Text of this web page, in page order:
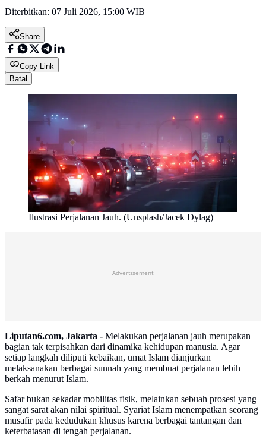
Diterbitkan: 07 Juli 2026, 15:00 WIB
Share
Copy Link
Batal
Ilustrasi Perjalanan Jauh. (Unsplash/Jacek Dylag)
Advertisement
Liputan6.com, Jakarta - Melakukan perjalanan jauh merupakan
bagian tak terpisahkan dari dinamika kehidupan manusia. Agar
setiap langkah diliputi kebaikan, umat Islam dianjurkan
melaksanakan berbagai sunnah yang membuat perjalanan lebih
berkah menurut Islam.
Safar bukan sekadar mobilitas fisik, melainkan sebuah prosesi yang
sangat sarat akan nilai spiritual. Syariat Islam menempatkan seorang
musafir pada kedudukan khusus karena berbagai tantangan dan
keterbatasan di tengah perjalanan.